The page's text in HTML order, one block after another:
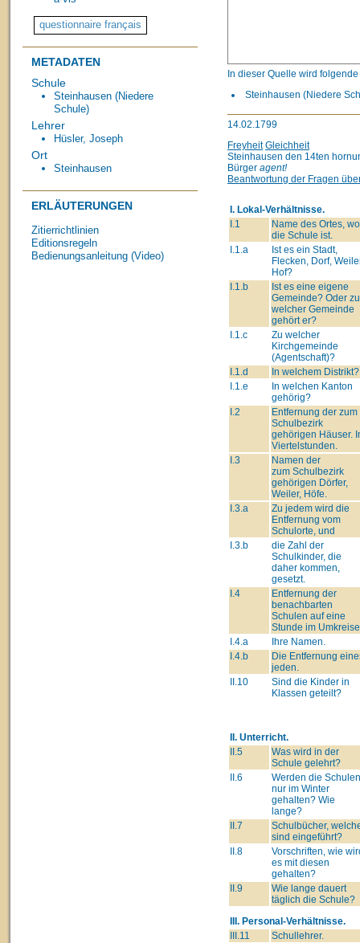
METADATEN
Schule
Steinhausen (Niedere
Schule)
Lehrer
Hüsler, Joseph
Ort
Steinhausen
ERLÄUTERUNGEN
Zitierrichtlinien
Editionsregeln
Bedienungsanleitung (Video)
In dieser Quelle wird
Steinhausen (Niedere
14.02.1799
Freyheit Gleichheit
Steinhausen den 14ten
Bürger agent!
Beantwortung der Fragen
I. Lokal-Verhältnisse.
I.1
Name des Ortes, wo
die Schule ist.
I.1.a
Ist es ein Stadt,
Flecken, Dorf,
Hof?
I.1.b
Ist es eine eigene
Gemeinde? Oder zu
welcher Gemeinde
gehört er?
I.1.c
Zu welcher
Kirchgemeinde
(Agentschaft)?
I.1.d
In welchem Distrikt?
I.1.e
In welchen Kanton
gehörig?
I.2
Entfernung der zum
Schulbezirk
gehörigen Häuser.
Viertelstunden.
I.3
Namen der
zum Schulbezirk
gehörigen Dörfer,
Weiler, Höfe.
I.3.a
Zu jedem wird die
Entfernung vom
Schulorte, und
I.3.b
die Zahl der
Schulkinder, die
daher kommen,
gesetzt.
I.4
Entfernung der
benachbarten
Schulen auf eine
Stunde im
I.4.a
Ihre Namen.
I.4.b
Die Entfernung
jeden.
II.10
Sind die Kinder in
Klassen geteilt?
II. Unterricht.
II.5
Was wird in der
Schule gelehrt?
II.6
Werden die Schulen
nur im Winter
gehalten? Wie
lange?
II.7
Schulbücher,
sind eingeführt?
II.8
Vorschriften, wie
es mit diesen
gehalten?
II.9
Wie lange dauert
täglich die Schule?
III. Personal-Verhältnisse.
III.11
Schullehrer.